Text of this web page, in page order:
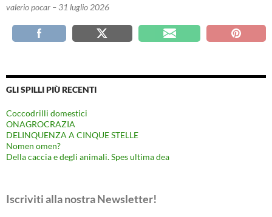
valerio pocar – 31 luglio 2026
GLI SPILLI PIÙ RECENTI
Coccodrilli domestici
ONAGROCRAZIA
DELINQUENZA A CINQUE STELLE
Nomen omen?
Della caccia e degli animali. Spes ultima dea
Iscriviti alla nostra Newsletter!